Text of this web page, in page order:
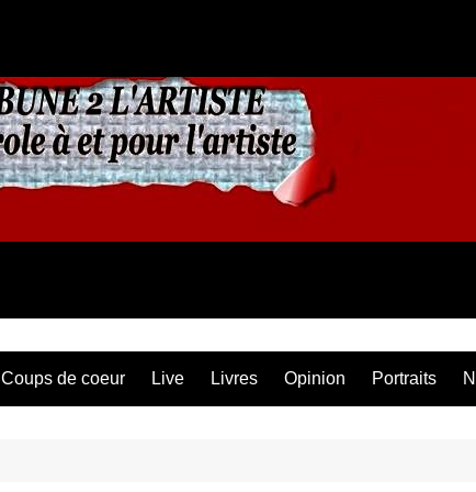
Coups de coeur Live Livres Opinion Portraits